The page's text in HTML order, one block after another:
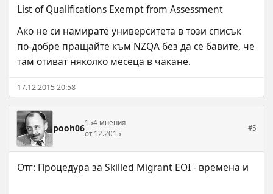
List of Qualifications Exempt from Assessment
Ако не си намирате университета в този списък
по-добре пращайте към NZQA без да се бавите, че
там отиват няколко месеца в чакане.
17.12.2015 20:58
pooh06154 мнения
от 12.2015
#5